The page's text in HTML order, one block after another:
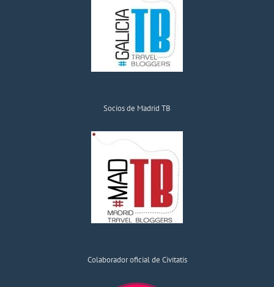
Socios de Madrid TB
Colaborador oficial de Civitatis